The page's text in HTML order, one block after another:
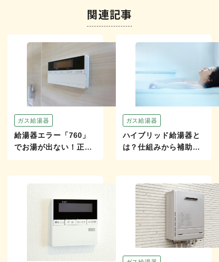
関連記事
ガス給湯器
給湯器エラー「760」
でお湯が出ない！正し
い初動から交換すべき
ガス給湯器
ハイブリッド給湯器と
は？仕組みから補助金
活用まで導入のポイン